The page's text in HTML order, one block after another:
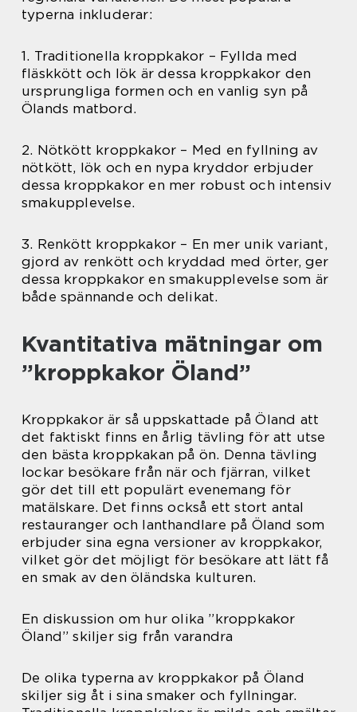
typerna inkluderar:
1. Traditionella kroppkakor – Fyllda med
fläskkött och lök är dessa kroppkakor den
ursprungliga formen och en vanlig syn på
Ölands matbord.
2. Nötkött kroppkakor – Med en fyllning av
nötkött, lök och en nypa kryddor erbjuder
dessa kroppkakor en mer robust och intensiv
smakupplevelse.
3. Renkött kroppkakor – En mer unik variant,
gjord av renkött och kryddad med örter, ger
dessa kroppkakor en smakupplevelse som är
både spännande och delikat.
Kvantitativa mätningar om
”kroppkakor Öland”
Kroppkakor är så uppskattade på Öland att
det faktiskt finns en årlig tävling för att utse
den bästa kroppkakan på ön. Denna tävling
lockar besökare från när och fjärran, vilket
gör det till ett populärt evenemang för
matälskare. Det finns också ett stort antal
restauranger och lanthandlare på Öland som
erbjuder sina egna versioner av kroppkakor,
vilket gör det möjligt för besökare att lätt få
en smak av den öländska kulturen.
En diskussion om hur olika ”kroppkakor
Öland” skiljer sig från varandra
De olika typerna av kroppkakor på Öland
skiljer sig åt i sina smaker och fyllningar.